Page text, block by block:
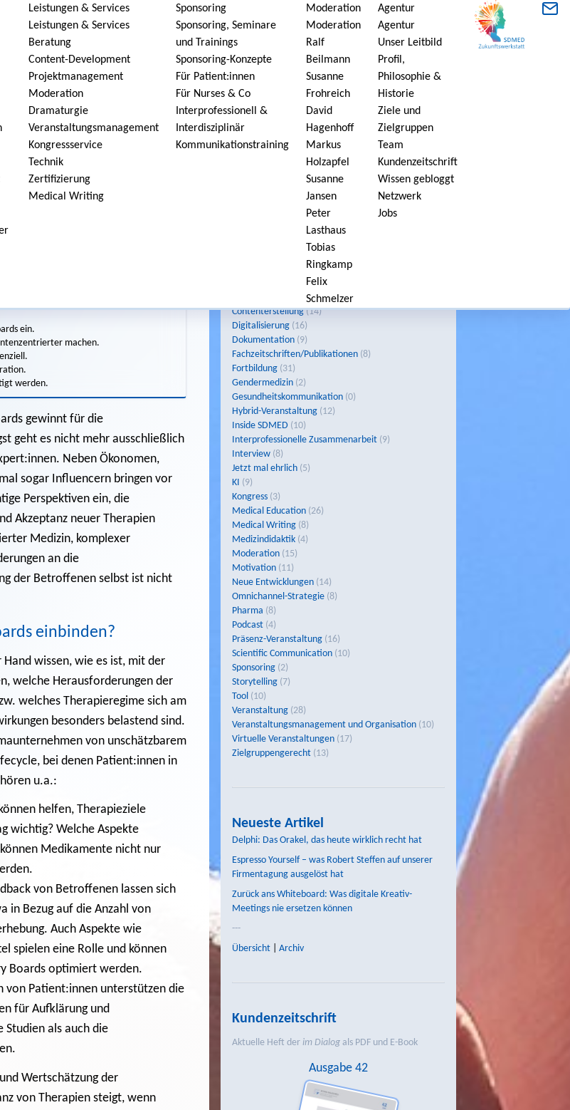
Leistungen & Services
Leistungen & Services
Beratung
Content-Development
Projektmanagement
Moderation
Dramaturgie
Veranstaltungsmanagement
Kongressservice
Technik
Zertifizierung
Medical Writing
Sponsoring
Sponsoring, Seminare
und Trainings
Sponsoring-Konzepte
Für Patient:innen
Für Nurses & Co
Interprofessionell &
Interdisziplinär
Kommunikationstraining
Moderation
Moderation
Ralf
Beilmann
Susanne
Frohreich
David
Hagenhoff
Markus
Holzapfel
Susanne
Jansen
Peter
Lasthaus
Tobias
Ringkamp
Felix
Schmelzer
Agentur
Agentur
Unser Leitbild
Profil,
Philosophie &
Historie
Ziele und
Zielgruppen
Team
Kundenzeitschrift
Wissen gebloggt
Netzwerk
Jobs
für die Pharmaindustrie
hat enormes Potenzial auf dem Weg zu Therapien mit hoher Akzeptanz.
Nutzen,
Fachliche Prüfung:
wertvolle Perspektiven auf
liefern. Voraussetzung für einen
Rollen sowie eine strukturierte und
ein.
machen.
werden.
gewinnt für die
geht es nicht mehr ausschließlich
Neben Ökonomen,
sogar Influencern bringen vor
Perspektiven ein, die
Akzeptanz neuer Therapien
Medizin, komplexer
an die
der Betroffenen selbst ist nicht
einbinden?
wissen, wie es ist, mit der
welche Herausforderungen der
welches Therapieregime sich am
besonders belastend sind.
von unschätzbarem
bei denen Patient:innen in
u.a.:
helfen, Therapieziele
wichtig? Welche Aspekte
Medikamente nicht nur
von Betroffenen lassen sich
in Bezug auf die Anzahl von
Auch Aspekte wie
spielen eine Rolle und können
Boards optimiert werden.
von Patient:innen unterstützen die
für Aufklärung und
als auch die
Wertschätzung der
von Therapien steigt, wenn
SDMED-inside
Der Blog der SDMED bietet aktuelle, informative
Artikel aus dem Gesundheitsmarkt und der
(17)
(5)
CME-Zertifizierung (11)
Contenterstellung (14)
Digitalisierung (16)
Dokumentation (9)
Fachzeitschriften/Publikationen (8)
Fortbildung (31)
Gendermedizin (2)
Gesundheitskommunikation (0)
Hybrid-Veranstaltung (12)
Inside SDMED (10)
Interprofessionelle Zusammenarbeit (9)
Interview (8)
Jetzt mal ehrlich (5)
KI (9)
Kongress (3)
Medical Education (26)
Medical Writing (8)
Medizindidaktik (4)
Moderation (15)
Motivation (11)
Neue Entwicklungen (14)
Omnichannel-Strategie (8)
Pharma (8)
Podcast (4)
Präsenz-Veranstaltung (16)
Scientific Communication (10)
Sponsoring (2)
Storytelling (7)
Tool (10)
Veranstaltung (28)
Veranstaltungsmanagement und Organisation (10)
Virtuelle Veranstaltungen (17)
Zielgruppengerecht (13)
Neueste Artikel
Delphi: Das Orakel, das heute wirklich recht hat
Espresso Yourself – was Robert Steffen auf unserer
Firmentagung ausgelöst hat
Zurück ans Whiteboard: Was digitale Kreativ-
Meetings nie ersetzen können
---
Übersicht |Archiv
Kundenzeitschrift
Aktuelle Heft derim Dialog als PDF und E-Book
Ausgabe 42